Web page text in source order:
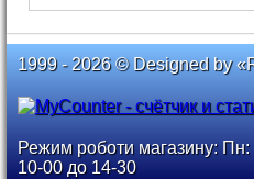
1999 - 2026 © Designed by
Режим роботи магазину:
10-00 до 14-30